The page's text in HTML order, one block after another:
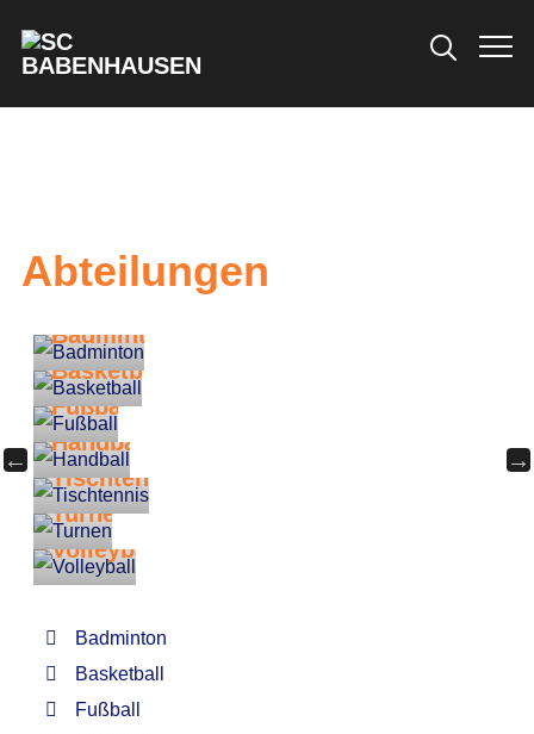
Info
Abteilungen
Badminton
Basketball
Fußball
Handball
Tischtennis
Turnen
Volleyball
Badminton
Basketball
Fußball